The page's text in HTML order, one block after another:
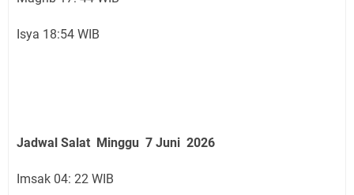
Isya 18:54 WIB
Jadwal Salat Minggu 7 Juni 2026
Imsak 04: 22 WIB